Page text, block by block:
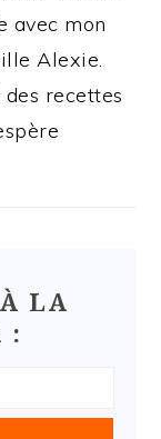
avec mon
Alexie.
recettes
LA
: